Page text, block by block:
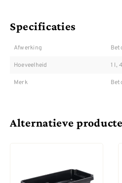
Specificaties
Afwerking
Hoeveelheid 1 l,
Merk
Alternatieve